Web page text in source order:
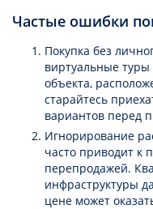
Частые ошибки
Покупка без
виртуальные
объекта,
старайтесь
вариантов перед
Игнорирование
часто приводит к
перепродажей.
инфраструктуры
цене может